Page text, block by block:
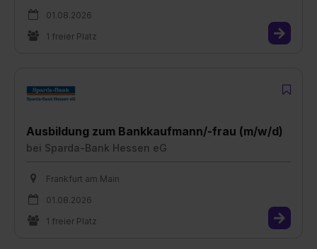
01.08.2026
1 freier Platz
Ausbildung zum Bankkaufmann/-frau (m/w/d)
bei Sparda-Bank Hessen eG
Frankfurt am Main
01.08.2026
1 freier Platz